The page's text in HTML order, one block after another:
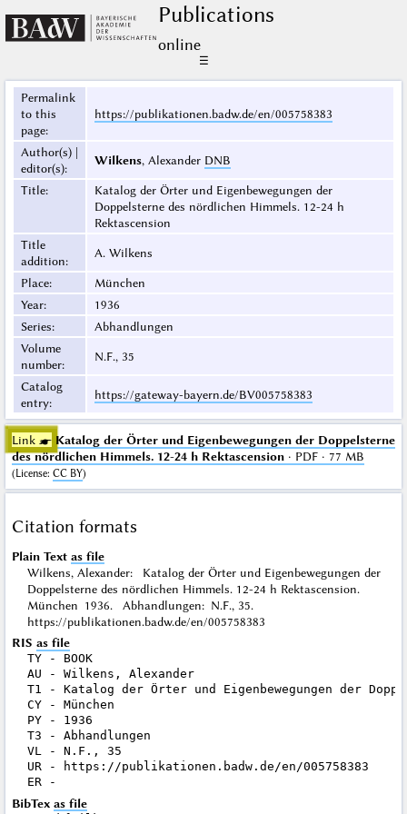
Publications
online
☰
Permalink
to this
page:
https://publikationen.badw.de/en/005758383
Author(s) |
editor(s):
Wilkens, Alexander DNB
Title:
Katalog der Örter und Eigenbewegungen der
Doppelsterne des nördlichen Himmels. 12-24 h
Rektascension
Title
addition:
A. Wilkens
Place:
München
Year:
1936
Series:
Abhandlungen
Volume
number:
N.F., 35
Catalog
entry:
https://gateway-bayern.de/BV005758383
Link ☛ Katalog der Örter und Eigenbewegungen der Doppelsterne
des nördlichen Himmels. 12-24 h Rektascension· PDF · 77 MB
(License: CC BY)
Citation formats
Plain Text as file
Wilkens, Alexander: Katalog der Örter und Eigenbewegungen der
Doppelsterne des nördlichen Himmels. 12-24 h Rektascension.
München 1936. Abhandlungen: N.F., 35.
https://publikationen.badw.de/en/005758383
RIS as file
TY - BOOK
AU - Wilkens, Alexander
T1 - Katalog der Örter und Eigenbewegungen der
CY - München
PY - 1936
T3 - Abhandlungen
VL - N.F., 35
UR - https://publikationen.badw.de/en/005758383
BibTex as file